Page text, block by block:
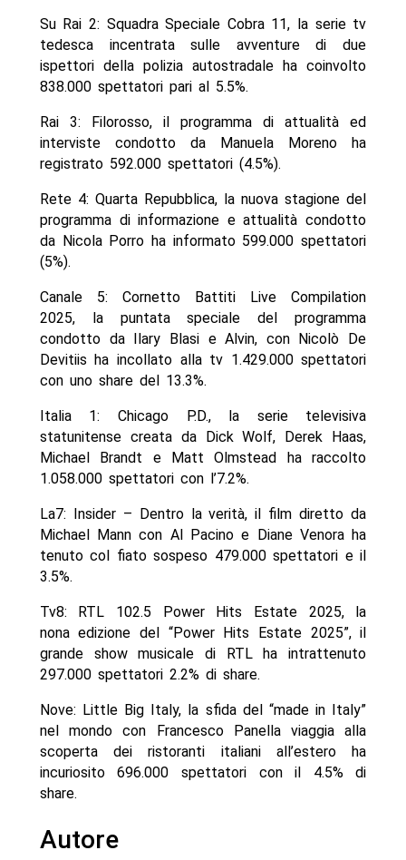
Su Rai 2: Squadra Speciale Cobra 11, la serie tv
tedesca incentrata sulle avventure di due
ispettori della polizia autostradale ha coinvolto
838.000 spettatori pari al 5.5%.
Rai 3: Filorosso, il programma di attualità ed
interviste condotto da Manuela Moreno ha
registrato 592.000 spettatori (4.5%).
Rete 4: Quarta Repubblica, la nuova stagione del
programma di informazione e attualità condotto
da Nicola Porro ha informato 599.000 spettatori
(5%).
Canale 5: Cornetto Battiti Live Compilation
2025, la puntata speciale del programma
condotto da Ilary Blasi e Alvin, con Nicolò De
Devitiis ha incollato alla tv 1.429.000 spettatori
con uno share del 13.3%.
Italia 1: Chicago P.D., la serie televisiva
statunitense creata da Dick Wolf, Derek Haas,
Michael Brandt e Matt Olmstead ha raccolto
1.058.000 spettatori con l’7.2%.
La7: Insider – Dentro la verità, il film diretto da
Michael Mann con Al Pacino e Diane Venora ha
tenuto col fiato sospeso 479.000 spettatori e il
3.5%.
Tv8: RTL 102.5 Power Hits Estate 2025, la
nona edizione del “Power Hits Estate 2025”, il
grande show musicale di RTL ha intrattenuto
297.000 spettatori 2.2% di share.
Nove: Little Big Italy, la sfida del “made in Italy”
nel mondo con Francesco Panella viaggia alla
scoperta dei ristoranti italiani all’estero ha
incuriosito 696.000 spettatori con il 4.5% di
share.
Autore